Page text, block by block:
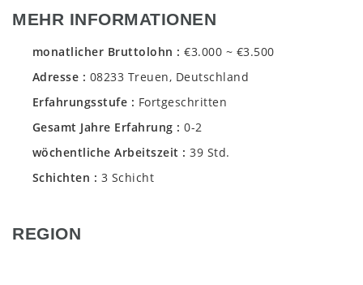
MEHR INFORMATIONEN
monatlicher Bruttolohn
€3.000 ~ €3.500
Adresse
08233 Treuen, Deutschland
Erfahrungsstufe
Fortgeschritten
Gesamt Jahre Erfahrung
0-2
wöchentliche Arbeitszeit
39 Std.
Schichten
3 Schicht
REGION